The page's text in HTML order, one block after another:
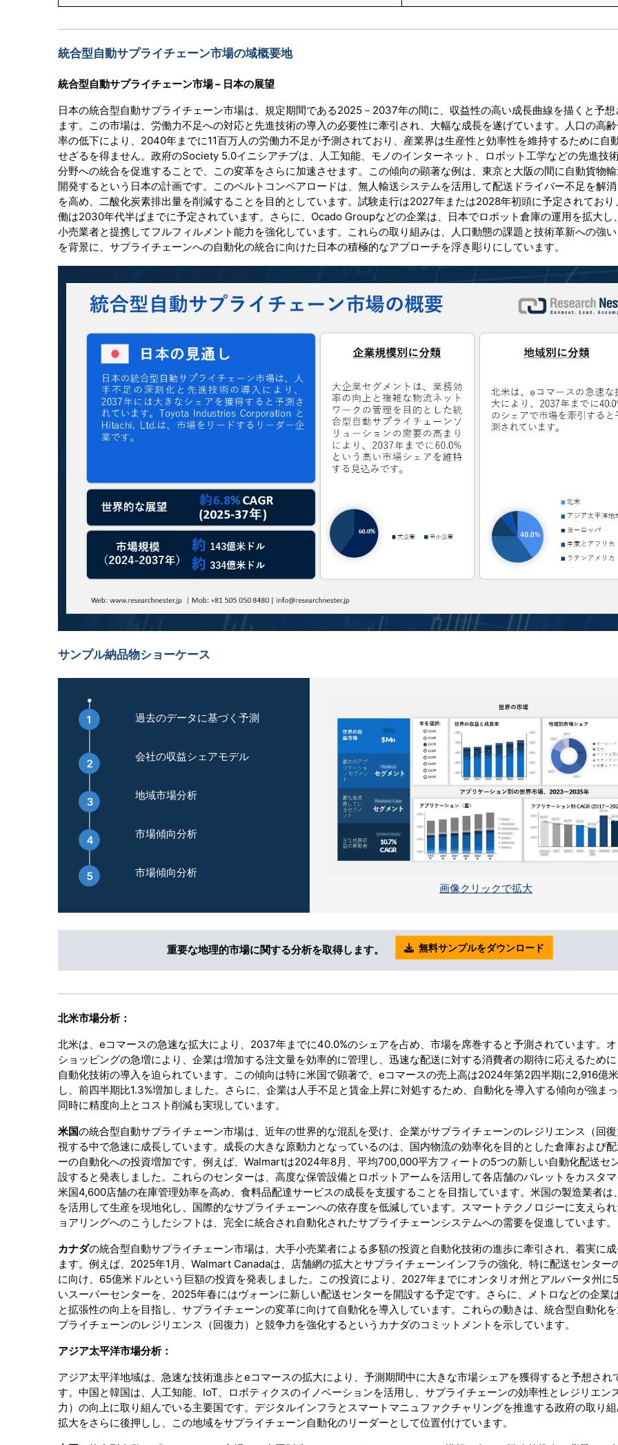
統合型自動サプライチェーン市場の域概要地
統合型自動サプライチェーン市場 – 日本の展望
日本の統合型自動サプライチェーン市場は、規定期間である2025－2037年の間に、収益性の高い成長曲線を描くと予想
ます。この市場は、労働力不足への対応と先進技術の導入の必要性に牽引され、大幅な成長を遂げています。人口の高
率の低下により、2040年までに11百万人の労働力不足が予測されており、産業界は生産性と効率性を維持するために自
せざるを得ません。政府のSociety 5.0イニシアチブは、人工知能、モノのインターネット、ロボット工学などの先進技
分野への統合を促進することで、この変革をさらに加速させます。この傾向の顕著な例は、東京と大阪の間に自動貨物
開発するという日本の計画です。このベルトコンベアロードは、無人輸送システムを活用して配送ドライバー不足を解
を高め、二酸化炭素排出量を削減することを目的としています。試験走行は2027年または2028年初頭に予定されており
働は2030年代半ばまでに予定されています。さらに、Ocado Groupなどの企業は、日本でロボット倉庫の運用を拡大し
小売業者と提携してフルフィルメント能力を強化しています。これらの取り組みは、人口動態の課題と技術革新への強い
を背景に、サプライチェーンへの自動化の統合に向けた日本の積極的なアプローチを浮き彫りにしています。
サンプル納品物ショーケース
過去のデータに基づく予測
会社の収益シェアモデル
地域市場分析
市場傾向分析
市場傾向分析
画像クリックで拡大
重要な地理的市場に関する分析を取得します。 無料サンプルをダウンロード
北米市場分析：
北米は、eコマースの急速な拡大により、2037年までに40.0%のシェアを占め、市場を席巻すると予測されています。
ショッピングの急増により、企業は増加する注文量を効率的に管理し、迅速な配送に対する消費者の期待に応えるため
自動化技術の導入を迫られています。この傾向は特に米国で顕著で、eコマースの売上高は2024年第2四半期に2,916億
し、前四半期比1.3%増加しました。さらに、企業は人手不足と賃金上昇に対処するため、自動化を導入する傾向が強まっ
同時に精度向上とコスト削減も実現しています。
米国の統合型自動サプライチェーン市場は、近年の世界的な混乱を受け、企業がサプライチェーンのレジリエンス（回
視する中で急速に成長しています。成長の大きな原動力となっているのは、国内物流の効率化を目的とした倉庫および
ーの自動化への投資増加です。例えば、Walmartは2024年8月、平均700,000平方フィートの5つの新しい自動化配送セ
設すると発表しました。これらのセンターは、高度な保管設備とロボットアームを活用して各店舗のパレットをカスタマ
米国4,600店舗の在庫管理効率を高め、食料品配達サービスの成長を支援することを目指しています。米国の製造業者は
を活用して生産を現地化し、国際的なサプライチェーンへの依存度を低減しています。スマートテクノロジーに支えら
ョアリングへのこうしたシフトは、完全に統合され自動化されたサプライチェーンシステムへの需要を促進しています。
カナダの統合型自動サプライチェーン市場は、大手小売業者による多額の投資と自動化技術の進歩に牽引され、着実に
ます。例えば、2025年1月、Walmart Canadaは、店舗網の拡大とサプライチェーンインフラの強化、特に配送センター
に向け、65億米ドルという巨額の投資を発表しました。この投資により、2027年までにオンタリオ州とアルバータ州に
いスーパーセンターを、2025年春にはヴォーンに新しい配送センターを開設する予定です。さらに、メトロなどの企業
と拡張性の向上を目指し、サプライチェーンの変革に向けて自動化を導入しています。これらの動きは、統合型自動化
プライチェーンのレジリエンス（回復力）と競争力を強化するというカナダのコミットメントを示しています。
アジア太平洋市場分析：
アジア太平洋地域は、急速な技術進歩とeコマースの拡大により、予測期間中に大きな市場シェアを獲得すると予想され
す。中国と韓国は、人工知能、IoT、ロボティクスのイノベーションを活用し、サプライチェーンの効率性とレジリエン
力）の向上に取り組んでいる主要国です。デジタルインフラとスマートマニュファクチャリングを推進する政府の取り
拡大をさらに後押しし、この地域をサプライチェーン自動化のリーダーとして位置付けています。